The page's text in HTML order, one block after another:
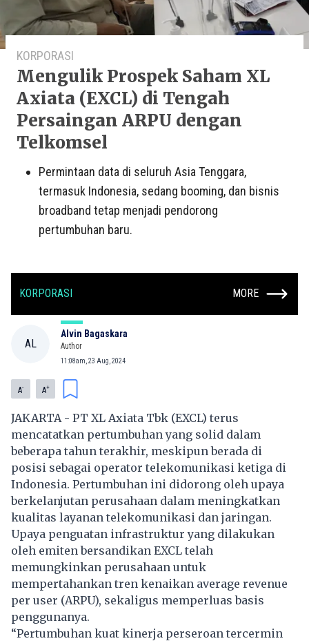
KORPORASI
Mengulik Prospek Saham XL
Axiata (EXCL) di Tengah
Persaingan ARPU dengan
Telkomsel
Permintaan data di seluruh Asia Tenggara,
termasuk Indonesia, sedang booming, dan bisnis
broadband tetap menjadi pendorong
pertumbuhan baru.
KORPORASI MORE
AL
Alvin Bagaskara
Author
11:08am, 23 Aug, 2024
A- A+
JAKARTA - PT XL Axiata Tbk (EXCL) terus
mencatatkan pertumbuhan yang solid dalam
beberapa tahun terakhir, meskipun berada di
posisi sebagai operator telekomunikasi ketiga di
Indonesia. Pertumbuhan ini didorong oleh upaya
berkelanjutan perusahaan dalam meningkatkan
kualitas layanan telekomunikasi dan jaringan.
Upaya penguatan infrastruktur yang dilakukan
oleh emiten bersandikan EXCL telah
memungkinkan perusahaan untuk
mempertahankan tren kenaikan average revenue
per user (ARPU), sekaligus memperluas basis
penggunanya.
“Pertumbuhan kuat kinerja perseroan tercermin